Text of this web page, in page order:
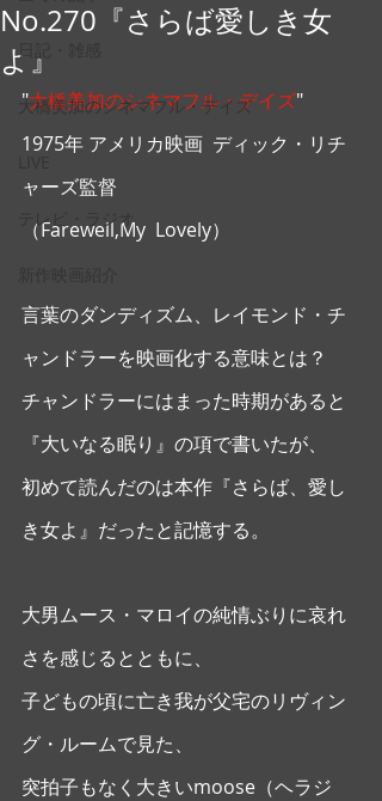
日記・雑感
大橋美加のシネマフル・デイズ
テレビ・ラジオ
No.270『さらば愛しき女
よ』
"大橋美加のシネマフル・デイズ"
1975年 アメリカ映画  ディック・リチ
ャーズ監督
（Farewell,My  Lovely）
言葉のダンディズム、レイモンド・チ
ャンドラーを映画化する意味とは？
チャンドラーにはまった時期があると
『大いなる眠り』の項で書いたが、
初めて読んだのは本作『さらば、愛し
き女よ』だったと記憶する。
大男ムース・マロイの純情ぶりに哀れ
さを感じるとともに、
子どもの頃に亡き我が父宅のリヴィン
グ・ルームで見た、
突拍子もなく大きいmoose（ヘラジ